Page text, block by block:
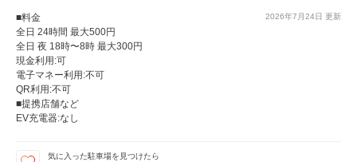
2026年7月24日 更新
■料金
全日 24時間 最大500円
全日 夜 18時〜8時 最大300円
現金利用:可
電子マネー利用:不可
QR利用:不可
■提携店舗など
EV充電器:なし
気に入った駐車場を見つけたら